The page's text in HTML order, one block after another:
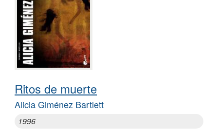
Ritos de muerte
Alicia Giménez Bartlett
1996